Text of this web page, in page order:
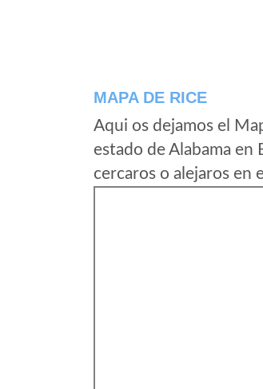
MAPA DE RICE
Aqui os dejamos el
estado de Alabama en
cercaros o alejaros en